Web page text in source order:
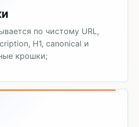
по чистому URL,
H1, canonical и
крошки;